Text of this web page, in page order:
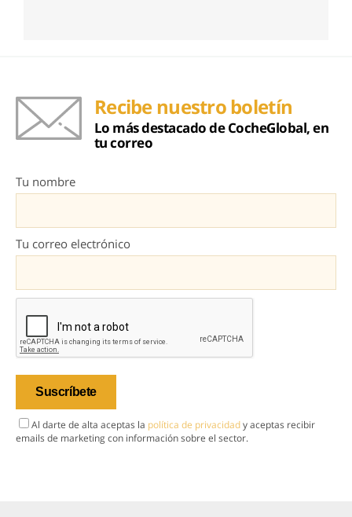
Recibe nuestro boletín
Lo más destacado de CocheGlobal, en
tu correo
Tu nombre
Tu correo electrónico
Al darte de alta aceptas la política de privacidady aceptas recibir
emails de marketing con información sobre el sector.